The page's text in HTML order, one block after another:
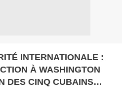
INTERNATIONALE :
À WASHINGTON
DES CINQ CUBAINS